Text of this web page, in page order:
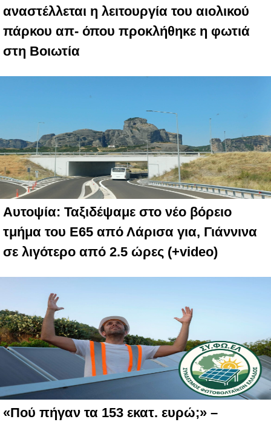
αναστέλλεται η λειτουργία του αιολικού
πάρκου απ- όπου προκλήθηκε η φωτιά
στη Βοιωτία
Αυτοψία: Ταξιδέψαμε στο νέο βόρειο
τμήμα του Ε65 από Λάρισα για, Γιάννινα
σε λιγότερο από 2.5 ώρες (+video)
«Πού πήγαν τα 153 εκατ. ευρώ;» –